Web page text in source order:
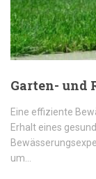
Garten- und
Eine effiziente
Erhalt eines
um…